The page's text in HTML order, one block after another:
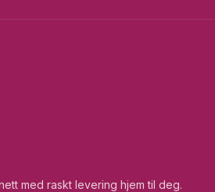
med raskt levering hjem til deg.